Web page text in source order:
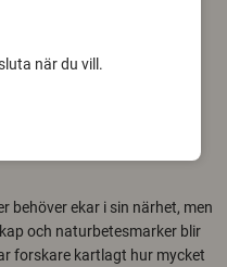
eklandskap
behöver ekar i sin närhet, men
och naturbetesmarker blir
forskare kartlagt hur mycket
när du vill.